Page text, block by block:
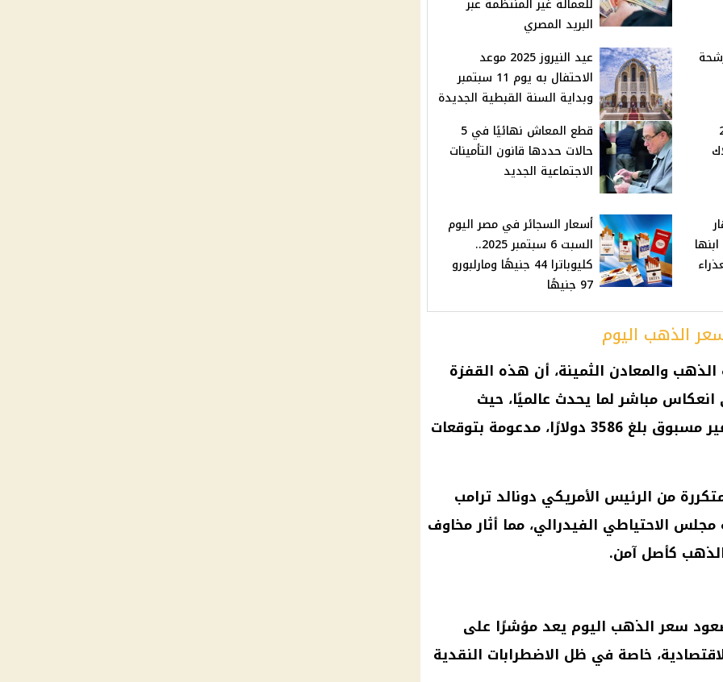
للعمالة غير المنتظمة عبر
البريد المصري
عيد النيروز 2025 موعد
الاحتفال به يوم 11 سبتمبر
وبداية السنة القبطية الجديدة
قطع المعاش نهائيًا في 5
حالات حددها قانون التأمينات
الاجتماعية الجديد
أسعار السجائر في مصر اليوم
السبت 6 سبتمبر 2025..
كليوباترا 44 جنيهًا ومارلبورو
97 جنيهًا
الذهب اليوم
الذهب والمعادن الثمينة، أن هذه القفزة
مباشر لما يحدث عالميًا، حيث
لمستوى غير مسبوق بلغ 3586 دولارًا، مدعومة بتوقعات
من الرئيس الأمريكي دونالد ترامب
الاحتياطي الفيدرالي، مما أثار مخاوف
كأصل آمن.
سعر الذهب اليوم يعد مؤشرًا على
خاصة في ظل الاضطرابات النقدية